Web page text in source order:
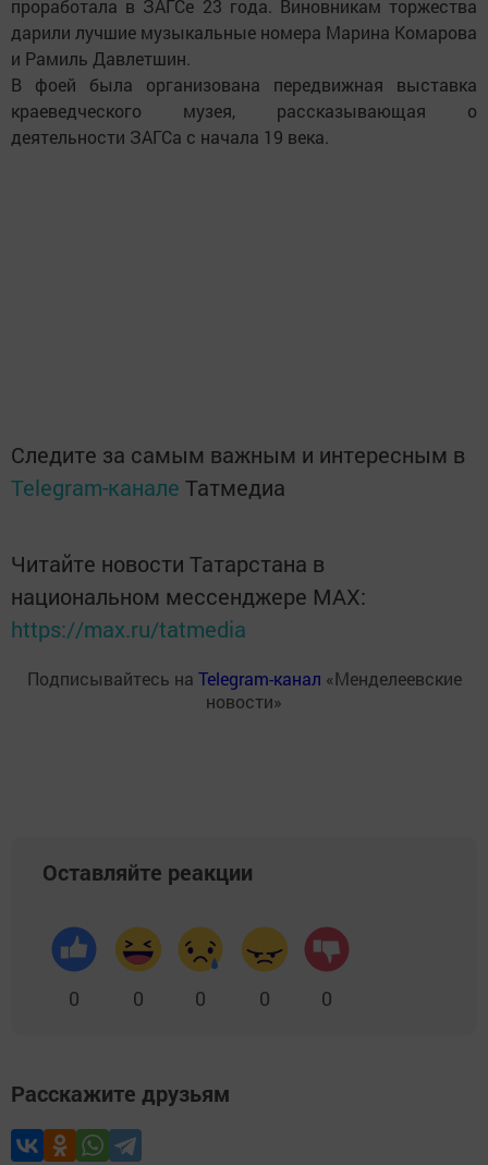
проработала в ЗАГСе 23 года. Виновникам торжества
дарили лучшие музыкальные номера Марина Комарова
и Рамиль Давлетшин.
В фоей была организована передвижная выставка
краеведческого музея, рассказывающая о
деятельности ЗАГСа с начала 19 века.
Следите за самым важным и интересным в
Telegram-канале Татмедиа
Читайте новости Татарстана в
национальном мессенджере MАХ:
https://max.ru/tatmedia
Подписывайтесь на Telegram-канал «Менделеевские
новости»
Оставляйте реакции
0 0 0 0 0
Расскажите друзьям